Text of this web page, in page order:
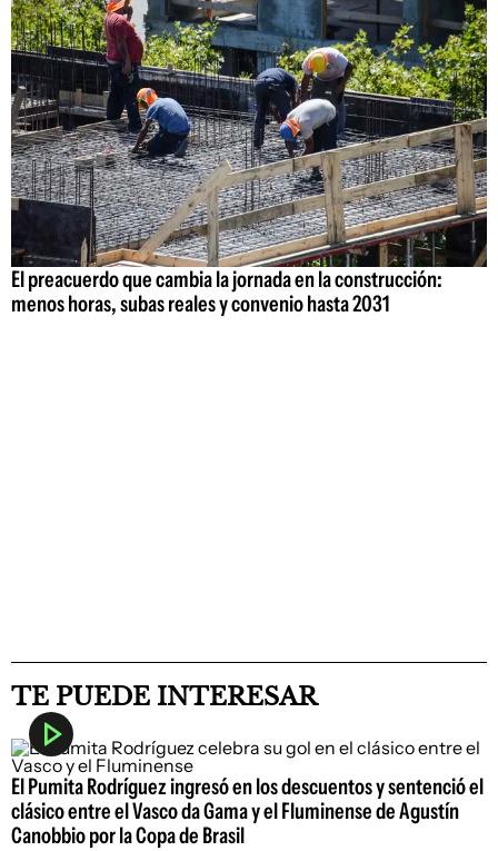
El preacuerdo que cambia la jornada en la construcción:
menos horas, subas reales y convenio hasta 2031
TE PUEDE INTERESAR
El Pumita Rodríguez ingresó en los descuentos y sentenció el
clásico entre el Vasco da Gama y el Fluminense de Agustín
Canobbio por la Copa de Brasil